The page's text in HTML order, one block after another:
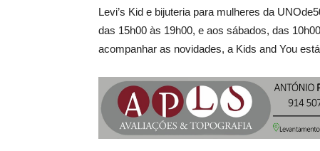
Levi’s Kid e bijuteria para mulheres da
das 15h00 às 19h00, e aos sábados, das
acompanhar as novidades, a Kids and You